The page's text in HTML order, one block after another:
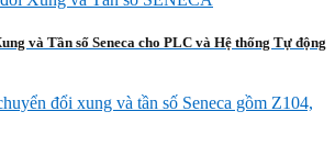
và Tần số Seneca cho PLC và Hệ thống Tự động
đổi xung và tần số Seneca gồm Z104,